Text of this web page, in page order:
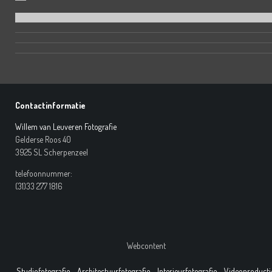
Contactinformatie
Willem van Leuveren Fotografie
Gelderse Roos 40
3925 SL Scherpenzeel
telefoonnummer:
(31)33 277 1816
Webcontent